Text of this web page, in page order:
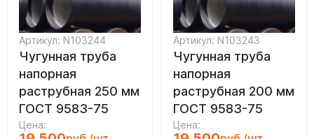
Артикул: N103244
Чугунная труба
напорная
раструбная 250 мм
ГОСТ 9583-75
Цена:
Артикул: N103243
Чугунная труба
напорная
раструбная 200 мм
ГОСТ 9583-75
Цена: